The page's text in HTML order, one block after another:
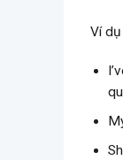
Ví dụ